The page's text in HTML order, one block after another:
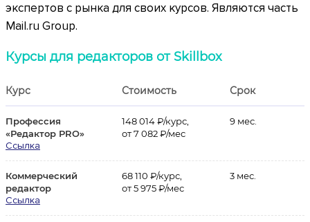
экспертов с рынка для своих курсов. Являются часть
Mail.ru Group.
Курсы для редакторов от Skillbox
Курс Стоимость Срок
Профессия
«Редактор PRO»
Ссылка
148 014 ₽/курс,
от 7 082 ₽/мес
9 мес.
Коммерческий
редактор
Ссылка
68 110 ₽/курс,
от 5 975 ₽/мес
3 мес.